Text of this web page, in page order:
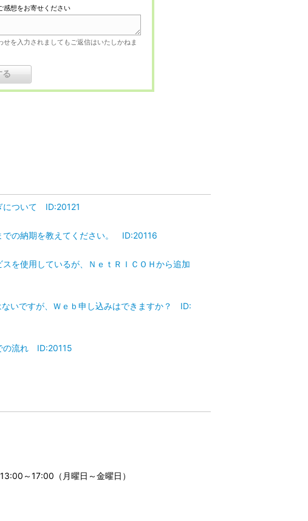
感想をお寄せください
せを入力されましてもご返信はいたしかねま
について ID:20121
での納期を教えてください。 ID:20116
を使用しているが、ＮｅｔＲＩＣＯＨから追加
いですが、Ｗｅｂ申し込みはできますか？ ID:
の流れ ID:20115
～17:00（月曜日～金曜日）